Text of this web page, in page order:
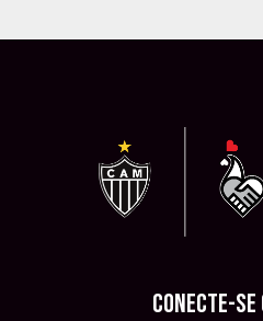
CONECTE-SE